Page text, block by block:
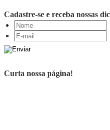
Cadastre-se e receba nossas
Curta nossa página!